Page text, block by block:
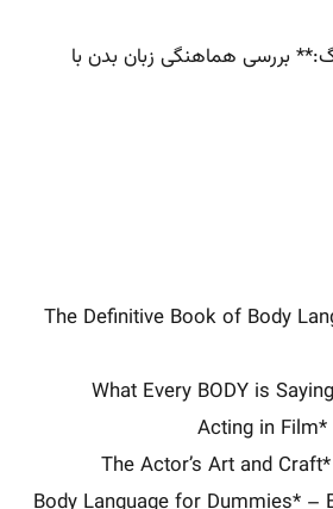
بررسی هماهنگی زبان بدن با
1. *The Definitive Book of Body